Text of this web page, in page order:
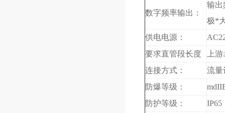
数字频率输出：
输出
极*
供电电源：
要求直管段长度
上
连接方式：
流量
防爆等级：
防护等级：
IP65